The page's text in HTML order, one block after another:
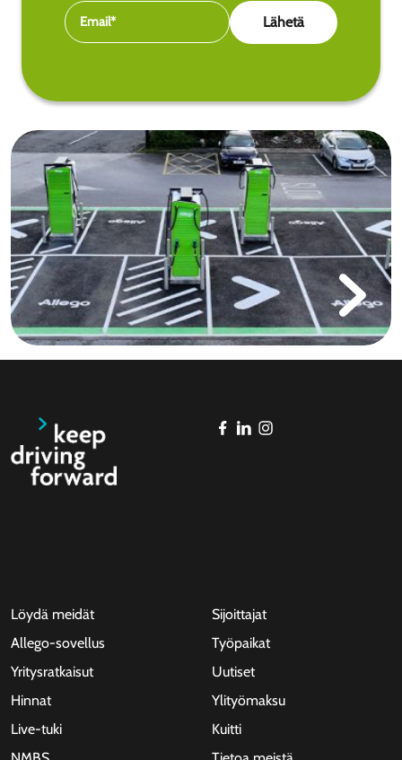
Löydä meidät
Allego-sovellus
Yritysratkaisut
Hinnat
Live-tuki
Sijoittajat
Työpaikat
Uutiset
Ylityömaksu
Kuitti